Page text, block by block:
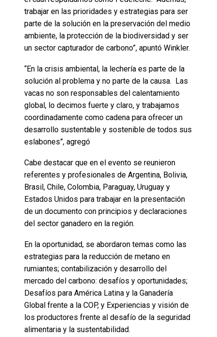
trabajar en las prioridades y estrategias para ser
parte de la solución en la preservación del medio
ambiente, la protección de la biodiversidad y ser
un sector capturador de carbono”, apuntó Winkler.
“En la crisis ambiental, la lechería es parte de la
solución al problema y no parte de la causa. Las
vacas no son responsables del calentamiento
global, lo decimos fuerte y claro, y trabajamos
coordinadamente como cadena para ofrecer un
desarrollo sustentable y sostenible de todos sus
eslabones”, agregó
Cabe destacar que en el evento se reunieron
referentes y profesionales de Argentina, Bolivia,
Brasil, Chile, Colombia, Paraguay, Uruguay y
Estados Unidos para trabajar en la presentación
de un documento con principios y declaraciones
del sector ganadero en la región.
En la oportunidad, se abordaron temas como las
estrategias para la reducción de metano en
rumiantes; contabilización y desarrollo del
mercado del carbono: desafíos y oportunidades;
Desafíos para América Latina y la Ganadería
Global frente a la COP, y Experiencias y visión de
los productores frente al desafío de la seguridad
alimentaria y la sustentabilidad.